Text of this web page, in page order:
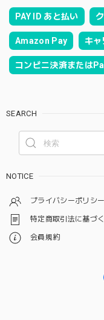
PAY ID あと払い
Amazon Pay キャ
コンビニ決済または
SEARCH
NOTICE
プライバシーポリシー
特定商取引法に基づ
会員規約